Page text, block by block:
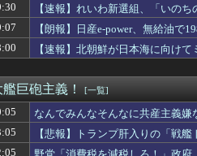
【速報】れいわ新選組、「いの
【朗報】日産e-power、無給油で
【速報】北朝鮮が日本海に向け
艦巨砲主義！ [一覧]
なんでみんなそんなに共産主義嫌
【悲報】トランプ肝入りの「戦